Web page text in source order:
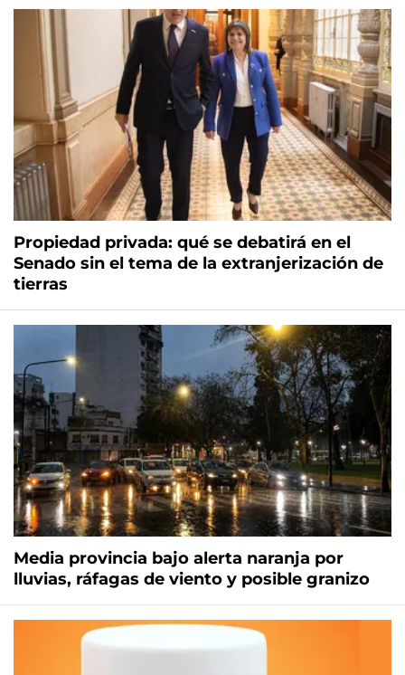
Propiedad privada: qué se debatirá en el
Senado sin el tema de la extranjerización de
tierras
Media provincia bajo alerta naranja por
lluvias, ráfagas de viento y posible granizo